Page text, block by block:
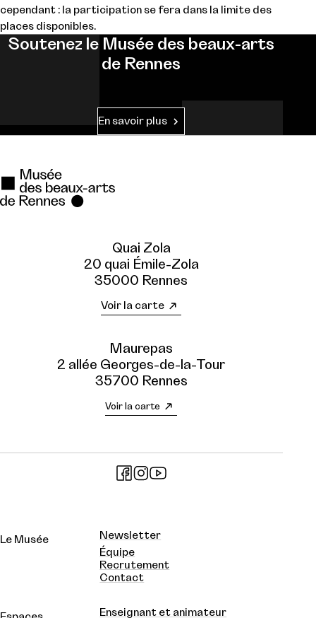
cependant : la participation se fera dans la limite des
places disponibles.
Soutenez le Musée des beaux-arts
de Rennes
En savoir plus
Quai Zola
20 quai Émile-Zola
35000 Rennes
Voir la carte
Maurepas
2 allée Georges-de-la-Tour
35700 Rennes
Voir la carte
Le Musée
Newsletter
Équipe
Recrutement
Contact
Enseignant et animateur